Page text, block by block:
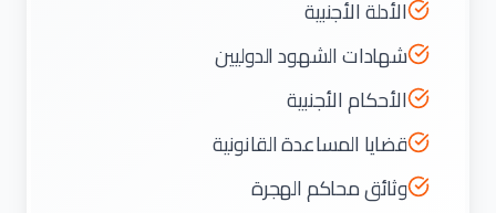
الأدلة الأجنبية
شهادات الشهود الدوليين
الأحكام الأجنبية
قضايا المساعدة القانونية
وثائق محاكم الهجرة